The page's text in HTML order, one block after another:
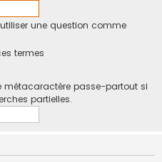
une question comme
termes
métacaractère passe-partout si
partielles.